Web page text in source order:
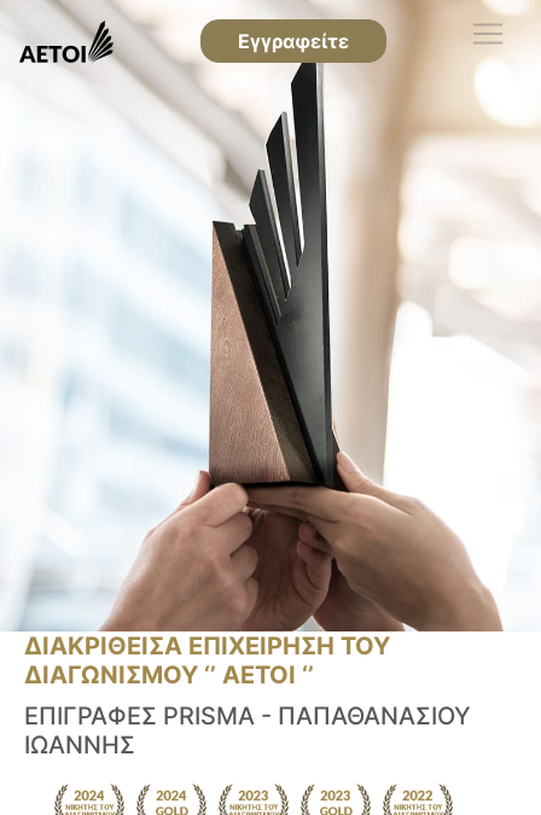
Εγγραφείτε
ΔΙΑΚΡΙΘΕΙΣΑ ΕΠΙΧΕΙΡΗΣΗ ΤΟΥ
ΔΙΑΓΩΝΙΣΜΟΥ ‘’ ΑΕΤΟΙ ‘’
ΕΠΙΓΡΑΦΕΣ PRISMA - ΠΑΠΑΘΑΝΑΣΙΟΥ
ΙΩΑΝΝΗΣ